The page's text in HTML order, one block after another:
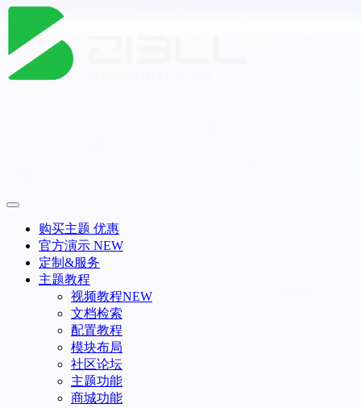
购买主题 优惠
官方演示 NEW
定制&服务
主题教程
视频教程NEW
文档检索
配置教程
模块布局
社区论坛
主题功能
商城功能